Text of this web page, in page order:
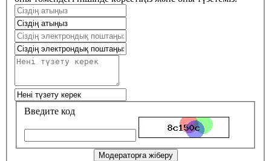
Введите код
Модераторға жіберу